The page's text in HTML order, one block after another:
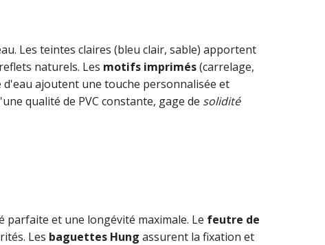
Les teintes claires (bleu clair, sable) apportent
naturels. Les motifs imprimés(carrelage,
d'eau ajoutent une touche personnalisée et
qualité de PVC constante, gage de solidité
et une longévité maximale. Le feutre de
Les baguettes Hung assurent la fixation et